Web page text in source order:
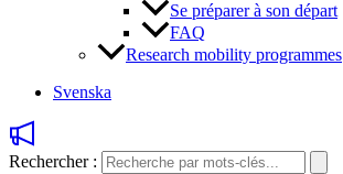
Se préparer à son départ
FAQ
Research mobility programmes
Svenska
Rechercher :